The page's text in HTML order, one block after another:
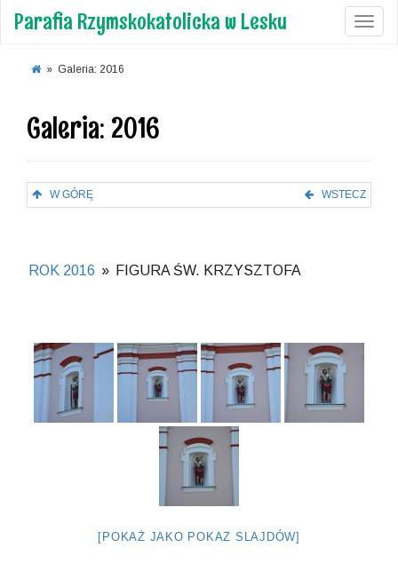
Parafia Rzymskokatolicka w Lesku
» Galeria: 2016
Galeria: 2016
W GÓRĘ WSTECZ
ROK 2016 » FIGURA ŚW. KRZYSZTOFA
[POKAŻ JAKO POKAZ SLAJDÓW]